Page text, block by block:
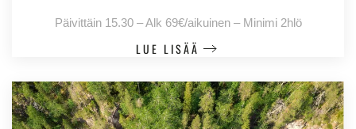
Päivittäin 15.30 – Alk 69€/aikuinen – Minimi 2hlö
LUE LISÄÄ